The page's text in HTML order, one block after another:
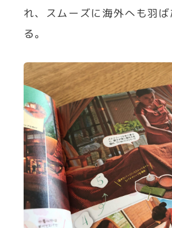
れ、スムーズに海外へも羽
る。